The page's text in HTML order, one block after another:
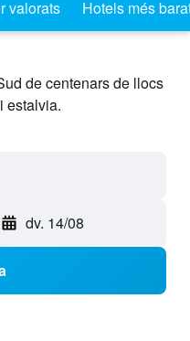
valorats Hotels més
de centenars de llocs
estalvia.
dv. 14/08